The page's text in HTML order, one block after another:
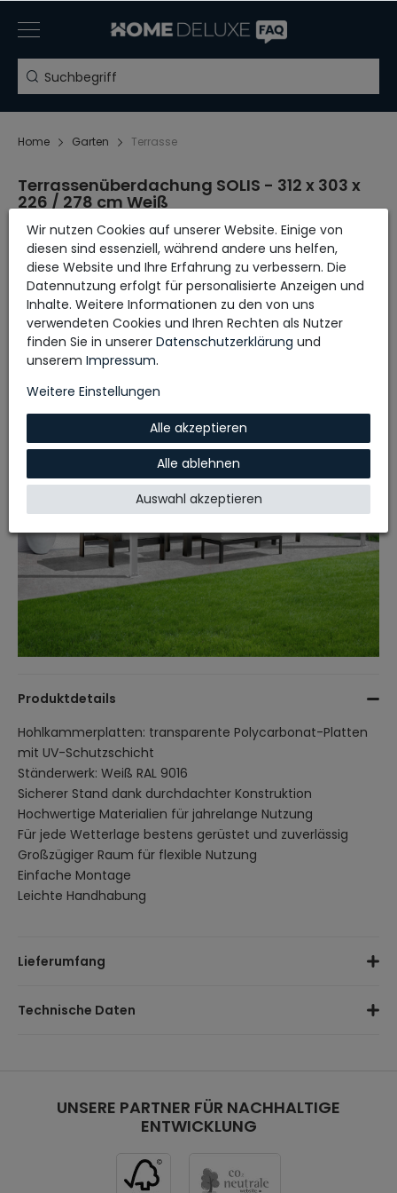
Home Garten Terrasse
Terrassenüberdachung SOLIS - 312 x 303 x
226 / 278 cm Weiß
Aufbauanleitung
Produktdetails
Hohlkammerplatten: transparente Polycarbonat-Platten
mit UV-Schutzschicht
Ständerwerk: Weiß RAL 9016
Sicherer Stand dank durchdachter Konstruktion
Hochwertige Materialien für jahrelange Nutzung
Für jede Wetterlage bestens gerüstet und zuverlässig
Großzügiger Raum für flexible Nutzung
Einfache Montage
Leichte Handhabung
Lieferumfang
Verbindungsplatten
Paketgewicht: 41,6 kg
Technische Daten
Farbe:Weiß
Verbindungselemente:Verzinkter Stahl
2A (1,03 kN/m²)
Windbelastbarkeit:bis zu Windstärke 10
UNSERE PARTNER FÜR NACHHALTIGE
ENTWICKLUNG
Wir nutzen Cookies auf unserer Website. Einige von
diesen sind essenziell, während andere uns helfen,
diese Website und Ihre Erfahrung zu verbessern. Die
Datennutzung erfolgt für personalisierte Anzeigen und
Inhalte. Weitere Informationen zu den von uns
verwendeten Cookies und Ihren Rechten als Nutzer
finden Sie in unserer Daten­schutz­erklärung und
unserem Impressum.
Weitere Einstellungen
Alle akzeptieren
Alle ablehnen
Auswahl akzeptieren